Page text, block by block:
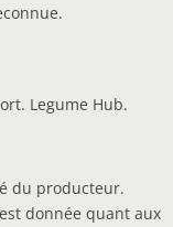
Legume Hub.
du producteur.
donnée quant aux